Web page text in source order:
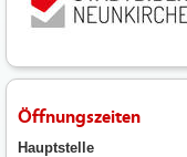
Öffnungszeiten
Hauptstelle